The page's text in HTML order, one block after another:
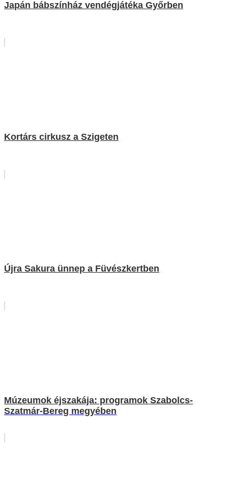
Japán bábszínház vendégjátéka Győrben
Kortárs cirkusz a Szigeten
Újra Sakura ünnep a Füvészkertben
Múzeumok éjszakája: programok Szabolcs-
Szatmár-Bereg megyében